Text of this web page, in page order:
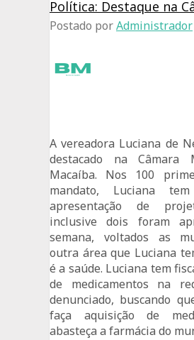
Política: Destaque na
Postado porAdministrador
A vereadora Luciana de
destacado na Câmara
Macaíba. Nos 100
mandato, Luciana
apresentação de
inclusive dois foram
semana, voltados as
outra área que Luciana
é a saúde. Luciana tem
de medicamentos na
denunciado, buscando
faça aquisição de
abasteça a farmácia do